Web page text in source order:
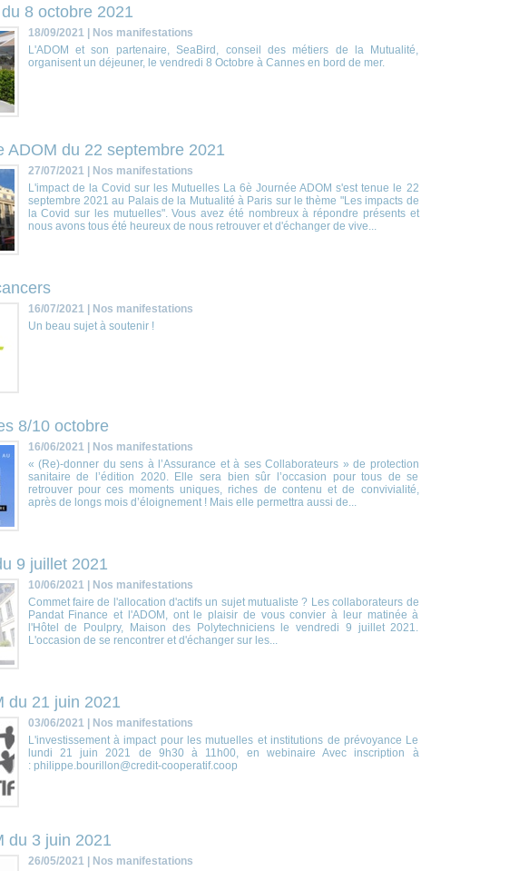
8 octobre 2021
18/09/2021|
Nos manifestations
L'ADOM et son partenaire, SeaBird, conseil des métiers de la Mutualité,
organisent un déjeuner, le vendredi 8 Octobre à Cannes en bord de mer.
ADOM du 22 septembre 2021
27/07/2021|
Nos manifestations
L'impact de la Covid sur les Mutuelles La 6è Journée ADOM s'est tenue le 22
septembre 2021 au Palais de la Mutualité à Paris sur le thème "Les impacts de
la Covid sur les mutuelles". Vous avez été nombreux à répondre présents et
nous avons tous été heureux de nous retrouver et d'échanger de vive...
16/07/2021|
Nos manifestations
Un beau sujet à soutenir !
8/10 octobre
16/06/2021|
Nos manifestations
« (Re)-donner du sens à l’Assurance et à ses Collaborateurs » de protection
sanitaire de l’édition 2020. Elle sera bien sûr l’occasion pour tous de se
retrouver pour ces moments uniques, riches de contenu et de convivialité,
après de longs mois d’éloignement ! Mais elle permettra aussi de...
9 juillet 2021
10/06/2021|
Nos manifestations
Commet faire de l'allocation d'actifs un sujet mutualiste ? Les collaborateurs de
Pandat Finance et l'ADOM, ont le plaisir de vous convier à leur matinée à
l'Hôtel de Poulpry, Maison des Polytechniciens le vendredi 9 juillet 2021.
L'occasion de se rencontrer et d'échanger sur les...
du 21 juin 2021
03/06/2021|
Nos manifestations
L'investissement à impact pour les mutuelles et institutions de prévoyance Le
lundi 21 juin 2021 de 9h30 à 11h00, en webinaire Avec inscription à
: philippe.bourillon@credit-cooperatif.coop
du 3 juin 2021
26/05/2021|
Nos manifestations